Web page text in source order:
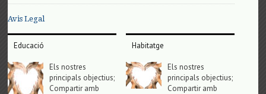
Avis Legal
Educació
Els nostres
principals objectius;
Compartir amb
Habitatge
Els nostres
principals objectius;
Compartir amb